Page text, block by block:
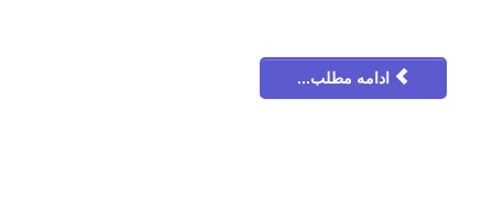
ادامه مطلب...